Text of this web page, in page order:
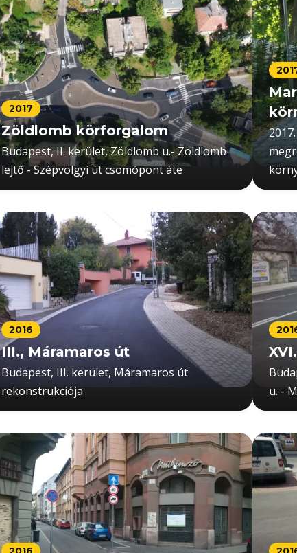
2017
Zöldlomb körforgalom
Budapest, II. kerület, Zöldlomb u.- Zöldlomb
lejtő - Szépvölgyi út csomópont áte
2016
III., Máramaros út
Budapest, III. kerület, Máramaros út
rekonstrukciója
u. -